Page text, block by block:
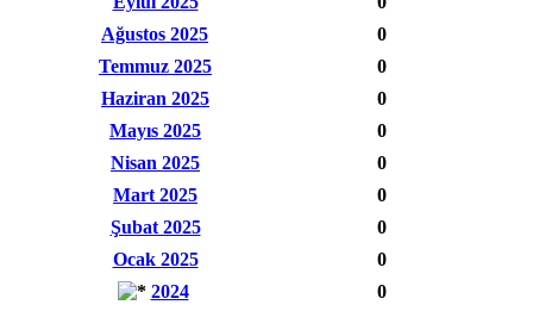
Ağustos 2025
0
Temmuz 2025
0
Haziran 2025
0
Mayıs 2025
0
Nisan 2025
0
Mart 2025
0
Şubat 2025
0
Ocak 2025
0
2024
0